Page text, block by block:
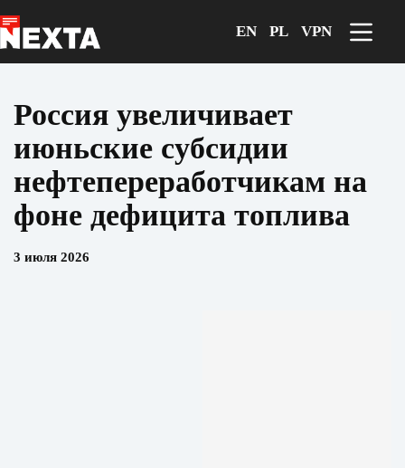
к
сути
EN PL VPN
Россия увеличивает
июньские субсидии
нефтепереработчикам на
фоне дефицита топлива
3 июля 2026